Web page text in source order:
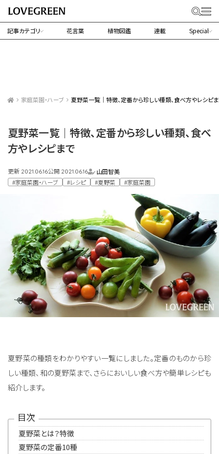
記事カテゴリ 花言葉 植物図鑑 連載 Special
家庭菜園・ハーブ 夏野菜一覧｜特徴、定番から珍しい種類、食べ方やレシピ
夏野菜一覧｜特徴、定番から珍しい種類、食べ
方やレシピまで
更新 2021.06.16公開 2021.06.16
山田智美
#家庭菜園・ハーブ
#レシピ #夏野菜 #家庭菜園
夏野菜の種類をわかりやすい一覧にしました。定番のものから珍
しい種類、和の夏野菜まで、さらにおいしい食べ方や簡単レシピも
紹介します。
目次
夏野菜とは？特徴
夏野菜の定番10種